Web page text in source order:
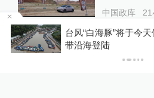
中国政库 21
“青海和兰
台风“白海豚”将于今
带沿海登陆